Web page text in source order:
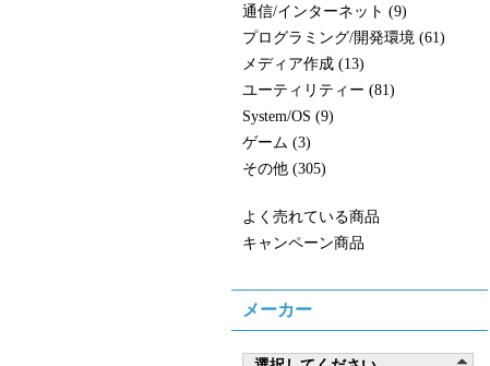
通信/インターネット (9)
プログラミング/開発環境 (61)
メディア作成 (13)
ユーティリティー (81)
System/OS (9)
ゲーム (3)
その他 (305)
よく売れている商品
キャンペーン商品
メーカー